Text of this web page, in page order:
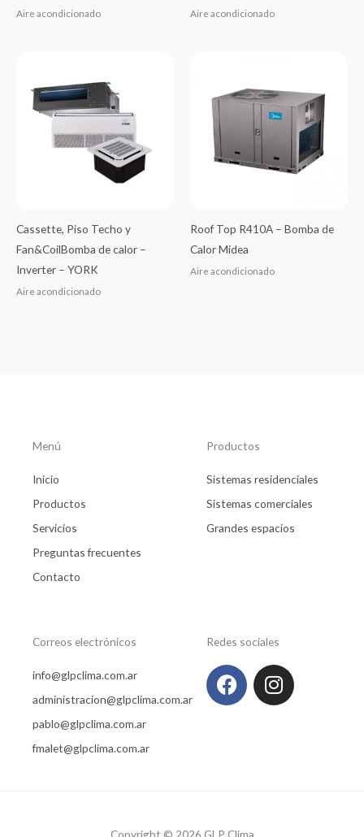
Aire acondicionado Aire acondicionado
Cassette, Piso Techo y
Fan&CoilBomba de calor –
Inverter – YORK
Aire acondicionado
Roof Top R410A – Bomba de
Calor Midea
Aire acondicionado
Menú
Inicio
Productos
Servicios
Preguntas frecuentes
Contacto
Productos
Sistemas residenciales
Sistemas comerciales
Grandes espacios
Correos electrónicos
info@glpclima.com.ar
administracion@glpclima.com.ar
pablo@glpclima.com.ar
fmalet@glpclima.com.ar
Redes sociales
F
a
I
n
Copyright © 2026 GLP Clima